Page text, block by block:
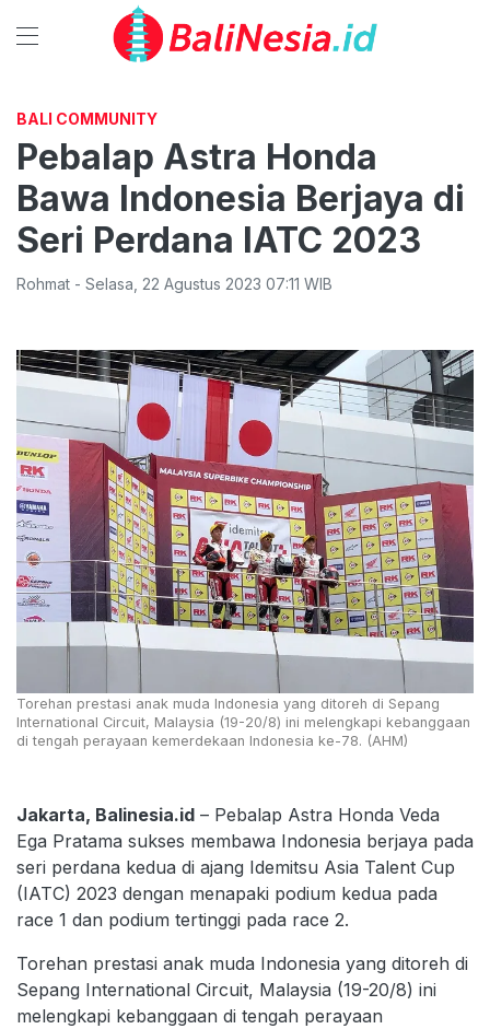
BALI COMMUNITY
Pebalap Astra Honda
Bawa Indonesia Berjaya di
Seri Perdana IATC 2023
Rohmat - Selasa 22 Agustus 2023 07:11 WIB
Torehan prestasi anak muda Indonesia yang ditoreh di Sepang
International Circuit, Malaysia (19-20/8) ini melengkapi kebanggaan
di tengah perayaan kemerdekaan Indonesia ke-78. (AHM)
Jakarta, Balinesia.id – Pebalap Astra Honda Veda
Ega Pratama sukses membawa Indonesia berjaya pada
seri perdana kedua di ajang Idemitsu Asia Talent Cup
(IATC) 2023 dengan menapaki podium kedua pada
race 1 dan podium tertinggi pada race 2.
Torehan prestasi anak muda Indonesia yang ditoreh di
Sepang International Circuit, Malaysia (19-20/8) ini
melengkapi kebanggaan di tengah perayaan